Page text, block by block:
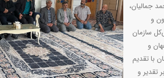
جمالیان،
و
سازمان
و
با تقدیم
تقدیر و